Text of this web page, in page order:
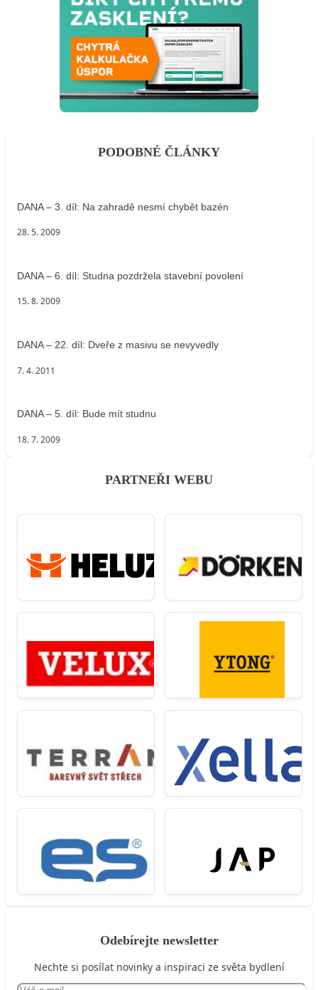
PODOBNÉ ČLÁNKY
DANA – 3. díl: Na zahradě nesmí chybět bazén
28. 5. 2009
DANA – 6. díl: Studna pozdržela stavební povolení
15. 8. 2009
DANA – 22. díl: Dveře z masivu se nevyvedly
7. 4. 2011
DANA – 5. díl: Bude mít studnu
18. 7. 2009
PARTNEŘI WEBU
Odebírejte newsletter
Nechte si posílat novinky a inspiraci ze světa bydlení